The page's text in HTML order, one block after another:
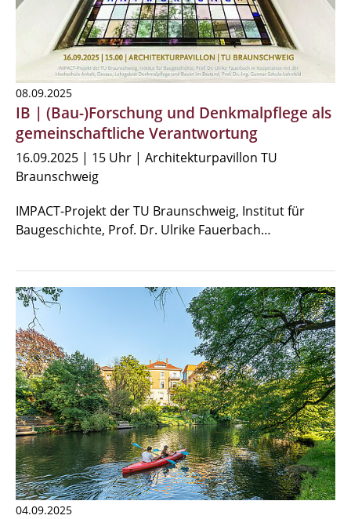
08.09.2025
IB | (Bau-)Forschung und Denkmalpflege als
gemeinschaftliche Verantwortung
16.09.2025 | 15 Uhr | Architekturpavillon TU
Braunschweig
IMPACT-Projekt der TU Braunschweig, Institut für
Baugeschichte, Prof. Dr. Ulrike Fauerbach…
04.09.2025